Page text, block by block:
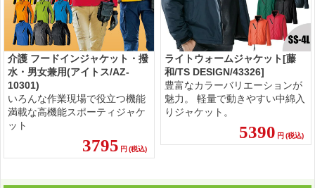
介護 フードインジャケット・撥
水・男女兼用(アイトス/AZ-
10301)
いろんな作業現場で役立つ機能
満載な高機能スポーティジャケ
ット
3795 円 (税込)
ライトウォームジャケット[藤
和/TS DESIGN/43326]
豊富なカラーバリエーションが
魅力。 軽量で動きやすい中綿入
りジャケット。
5390 円 (税込)